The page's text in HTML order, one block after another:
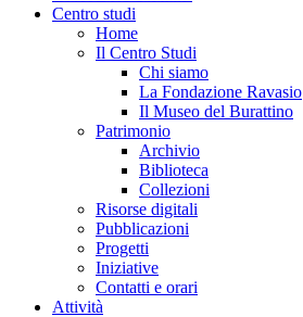
Centro studi
Home
Il Centro Studi
Chi siamo
La Fondazione Ravasio
Il Museo del Burattino
Patrimonio
Archivio
Biblioteca
Collezioni
Risorse digitali
Pubblicazioni
Progetti
Iniziative
Contatti e orari
Attività